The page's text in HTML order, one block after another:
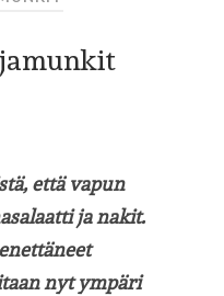
että vapun
ja nakit.
nyt ympäri